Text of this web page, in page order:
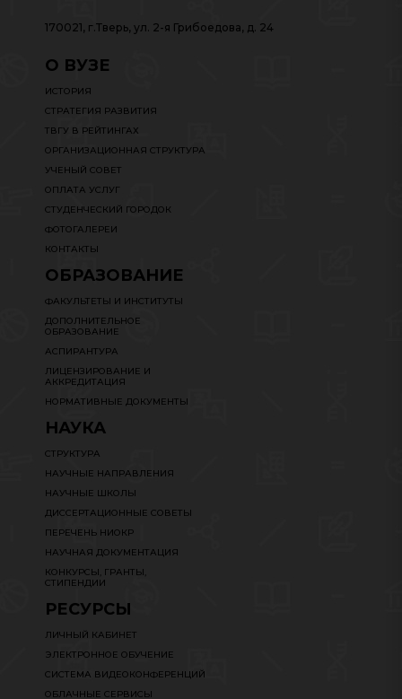
170021, г.Тверь, ул. 2-я Грибоедова, д. 24
О ВУЗЕ
ИСТОРИЯ
СТРАТЕГИЯ РАЗВИТИЯ
ТВГУ В РЕЙТИНГАХ
ОРГАНИЗАЦИОННАЯ СТРУКТУРА
УЧЕНЫЙ СОВЕТ
ОПЛАТА УСЛУГ
СТУДЕНЧЕСКИЙ ГОРОДОК
ФОТОГАЛЕРЕИ
КОНТАКТЫ
ОБРАЗОВАНИЕ
ФАКУЛЬТЕТЫ И ИНСТИТУТЫ
ДОПОЛНИТЕЛЬНОЕ
ОБРАЗОВАНИЕ
АСПИРАНТУРА
ЛИЦЕНЗИРОВАНИЕ И
АККРЕДИТАЦИЯ
НОРМАТИВНЫЕ ДОКУМЕНТЫ
НАУКА
СТРУКТУРА
НАУЧНЫЕ НАПРАВЛЕНИЯ
НАУЧНЫЕ ШКОЛЫ
ДИССЕРТАЦИОННЫЕ СОВЕТЫ
ПЕРЕЧЕНЬ НИОКР
НАУЧНАЯ ДОКУМЕНТАЦИЯ
КОНКУРСЫ, ГРАНТЫ,
СТИПЕНДИИ
РЕСУРСЫ
ЛИЧНЫЙ КАБИНЕТ
ЭЛЕКТРОННОЕ ОБУЧЕНИЕ
СИСТЕМА ВИДЕОКОНФЕРЕНЦИЙ
ОБЛАЧНЫЕ СЕРВИСЫ